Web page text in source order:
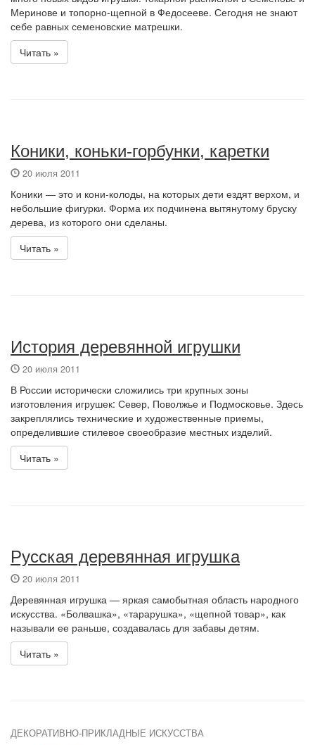
Меринове и топорно-щепной в Федосееве. Сегодня не знают
себе равных семеновские матрешки.
Читать »
Коники, коньки-горбунки, каретки
20 июля 2011
Коники — это и кони-колоды, на которых дети ездят верхом, и
небольшие фигурки. Форма их подчинена вытянутому бруску
дерева, из которого они сделаны.
Читать »
История деревянной игрушки
20 июля 2011
В России исторически сложились три крупных зоны
изготовления игрушек: Север, Поволжье и Подмосковье. Здесь
закреплялись технические и художественные приемы,
определившие стилевое своеобразие местных изделий.
Читать »
Русская деревянная игрушка
20 июля 2011
Деревянная игрушка — яркая самобытная область народного
искусства. «Болвашка», «тарарушка», «щепной товар», как
называли ее раньше, создавалась для забавы детям.
Читать »
ДЕКОРАТИВНО-ПРИКЛАДНЫЕ ИСКУССТВА